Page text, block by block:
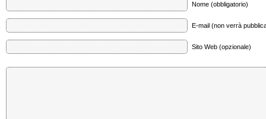
Nome (obbligatorio)
E-mail (non verrà
Sito Web (opzionale)